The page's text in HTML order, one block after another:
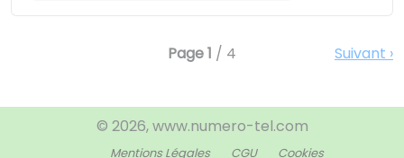
Page1 / 4 Suivant
© 2026, www.numero-tel.com
Mentions Légales CGU Cookies